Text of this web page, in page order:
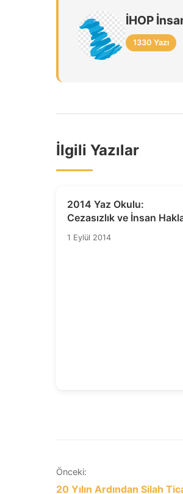
İHOP
1330 Yazı
İlgili Yazılar
2014 Yaz Okulu:
Cezasızlık ve İnsan
1 Eylül 2014
Yazı
Önceki:
20 Yılın Ardından Silah